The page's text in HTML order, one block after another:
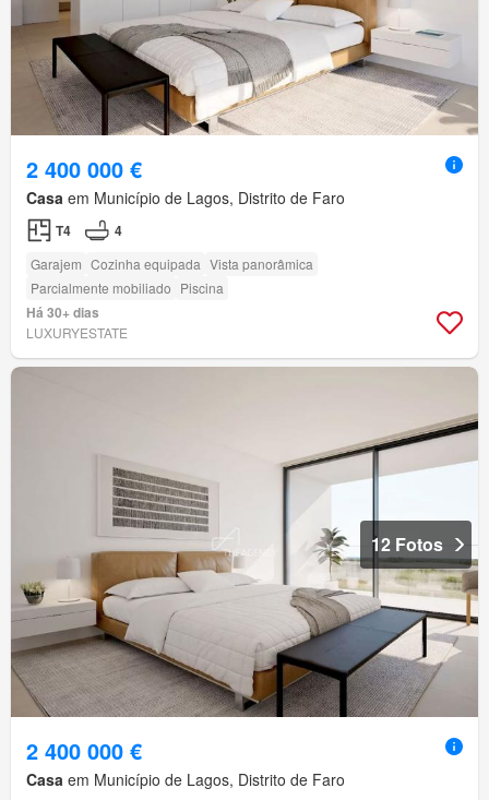
2 400 000 €
Casa em Município de Lagos, Distrito de Faro
T4 4
Garajem Cozinha equipada Vista panorâmica
Parcialmente mobiliado Piscina
Há 30+ dias
LUXURYESTATE
12 Fotos
2 400 000 €
Casa em Município de Lagos, Distrito de Faro